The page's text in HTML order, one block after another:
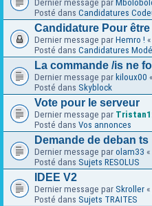
Dernier message par
Posté dans Candidatures
Candidature Pour
Dernier message par Hemro ! «
Posté dans Candidatures
La commande /is ne
Dernier message par kiloux00 «
Posté dans Skyblock
Vote pour le serveur
Dernier message par
Posté dans Vos annonces
Demande de deban ts
Dernier message par olam33 «
Posté dans Sujets RESOLUS
IDEE V2
Dernier message par Skroller «
Posté dans Sujets TRAITES